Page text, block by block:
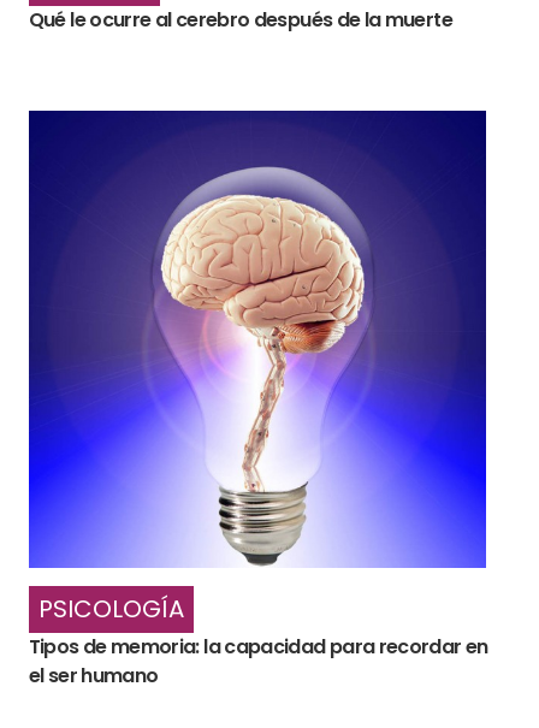
Qué le ocurre al cerebro después de la muerte
PSICOLOGÍA
Tipos de memoria: la capacidad para recordar en
el ser humano